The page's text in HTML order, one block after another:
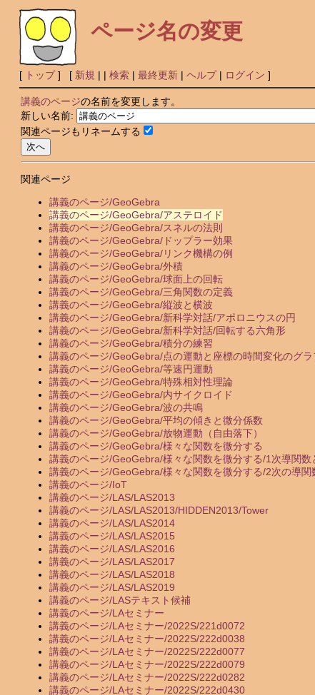
ページ名の変更
[ トップ] [ 新規 | | 検索| 最終更新| ヘルプ| ログイン ]
講義のページの名前を変更します。
新しい名前:
関連ページもリネームする
関連ページ
講義のページ/GeoGebra
講義のページ/GeoGebra/アステロイド
講義のページ/GeoGebra/スネルの法則
講義のページ/GeoGebra/ドップラー効果
講義のページ/GeoGebra/リンク機構の例
講義のページ/GeoGebra/外積
講義のページ/GeoGebra/球面上の回転
講義のページ/GeoGebra/三角関数の定義
講義のページ/GeoGebra/縦波と横波
講義のページ/GeoGebra/新科学対話/アポロニウスの円
講義のページ/GeoGebra/新科学対話/回転する六角形
講義のページ/GeoGebra/積分の練習
講義のページ/GeoGebra/点の運動と座標の時間変化のグ
講義のページ/GeoGebra/等速円運動
講義のページ/GeoGebra/特殊相対性理論
講義のページ/GeoGebra/内サイクロイド
講義のページ/GeoGebra/波の共鳴
講義のページ/GeoGebra/平均の傾きと微分係数
講義のページ/GeoGebra/放物運動（自由落下）
講義のページ/GeoGebra/様々な関数を微分する
講義のページ/GeoGebra/様々な関数を微分する/1次導関
講義のページ/GeoGebra/様々な関数を微分する/2次の導関
講義のページ/IoT
講義のページ/LAS/LAS2013
講義のページ/LAS/LAS2013/HIDDEN2013/Tower
講義のページ/LAS/LAS2014
講義のページ/LAS/LAS2015
講義のページ/LAS/LAS2016
講義のページ/LAS/LAS2017
講義のページ/LAS/LAS2018
講義のページ/LAS/LAS2019
講義のページ/LASテキスト候補
講義のページ/LAセミナー
講義のページ/LAセミナー/2022S/221d0072
講義のページ/LAセミナー/2022S/222d0038
講義のページ/LAセミナー/2022S/222d0077
講義のページ/LAセミナー/2022S/222d0079
講義のページ/LAセミナー/2022S/222d0282
講義のページ/LAセミナー/2022S/222d0430